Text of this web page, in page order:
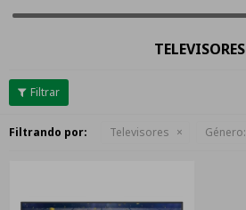
TELEVISORES
Filtrando por: Televisores Género: